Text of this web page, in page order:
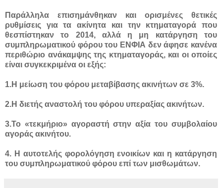
Παράλληλα επισημάνθηκαν και ορισμένες θετικές
ρυθμίσεις για τα ακίνητα και την κτηματαγορά που
θεσπίστηκαν το 2014, αλλά η μη κατάργηση του
συμπληρωματικού φόρου του ΕΝΦΙΑ δεν άφησε κανένα
περιθώριο ανάκαμψης της κτηματαγοράς, και οι οποίες
είναι συγκεκριμένα οι εξής:
1.Η μείωση του φόρου μεταβίβασης ακινήτων σε 3%.
2.Η διετής αναστολή του φόρου υπεραξίας ακινήτων.
3.Το «τεκμήριο» αγοραστή στην αξία του συμβολαίου
αγοράς ακινήτου.
4. Η αυτοτελής φορολόγηση ενοικίων και η κατάργηση
του συμπληρωματικού φόρου επί των μισθωμάτων.